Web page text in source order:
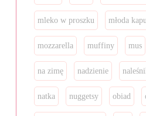
mleko w proszku młoda
mozzarella muffiny mus
na zimę nadzienie
natka nuggetsy obiad